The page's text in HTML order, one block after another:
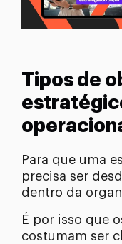
Tipos de
Para que uma
precisa ser
dentro da
É por isso que
costumam ser